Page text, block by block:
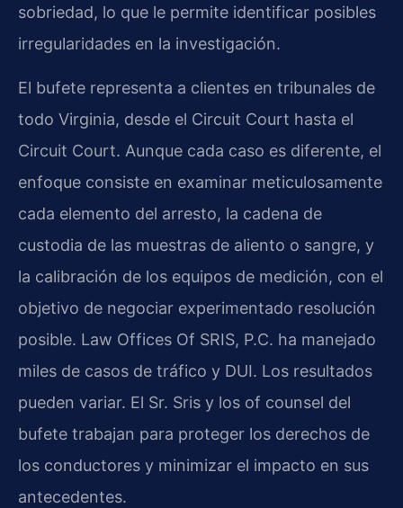
sobriedad, lo que le permite identificar posibles
irregularidades en la investigación.
El bufete representa a clientes en tribunales de
todo Virginia, desde el Circuit Court hasta el
Circuit Court. Aunque cada caso es diferente, el
enfoque consiste en examinar meticulosamente
cada elemento del arresto, la cadena de
custodia de las muestras de aliento o sangre, y
la calibración de los equipos de medición, con el
objetivo de negociar experimentado resolución
posible. Law Offices Of SRIS, P.C. ha manejado
miles de casos de tráfico y DUI. Los resultados
pueden variar. El Sr. Sris y los of counsel del
bufete trabajan para proteger los derechos de
los conductores y minimizar el impacto en sus
antecedentes.